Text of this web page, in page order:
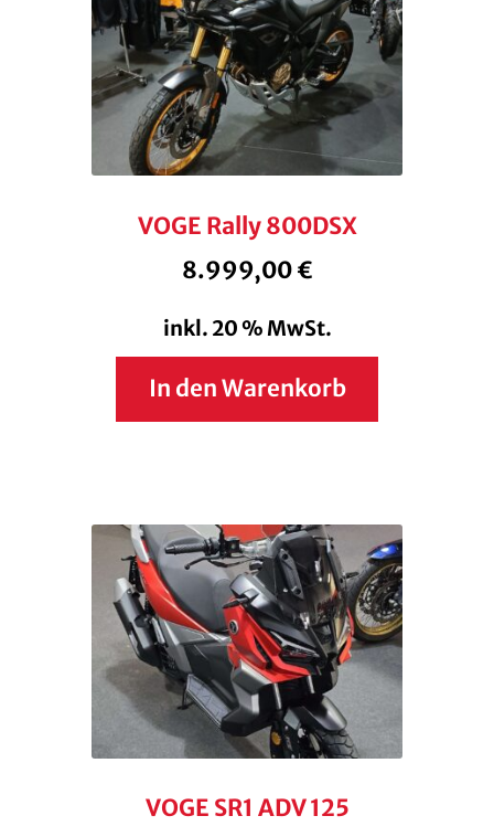
VOGE Rally 800DSX
8.999,00€
inkl. 20 % MwSt.
In den Warenkorb
VOGE SR1 ADV 125